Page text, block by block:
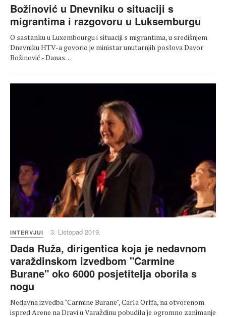
Božinović u Dnevniku o situaciji s
migrantima i razgovoru u Luksemburgu
O sastanku u Luxembourgu i situaciji s migrantima, u središnjem
Dnevniku HTV-a govorio je ministar unutarnjih poslova Davor
Božinović.- Danas…
INTERVJUI 3. Listopad 2019.
Dada Ruža, dirigentica koja je nedavnom
varaždinskom izvedbom "Carmine
Burane" oko 6000 posjetitelja oborila s
nogu
Nedavna izvedba "Carmine Burane", Carla Orffa, na otvorenom
ispred Arene na Dravi u Varaždinu pobudila je ogromno zanimanje